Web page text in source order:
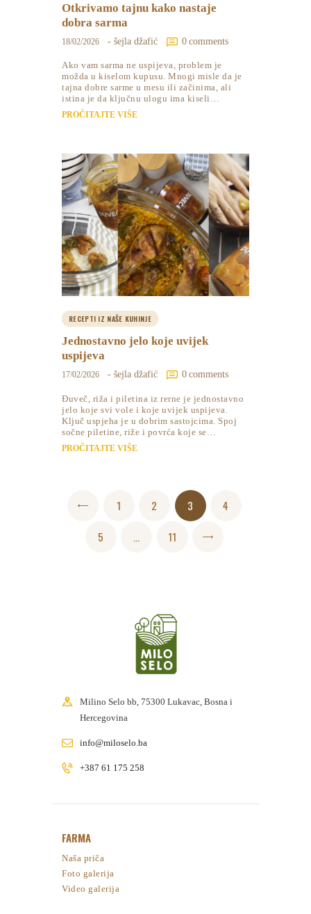
Otkrivamo tajnu kako nastaje
dobra sarma
18/02/2026 - šejla džafić 0 comments
Ako vam sarma ne uspijeva, problem je
možda u kiselom kupusu. Mnogi misle da je
tajna dobre sarme u mesu ili začinima, ali
istina je da ključnu ulogu ima kiseli…
PROČITAJTE VIŠE
RECEPTI IZ NAŠE KUHINJE
Jednostavno jelo koje uvijek
uspijeva
17/02/2026 - šejla džafić 0 comments
Đuveč, riža i piletina iz rerne je jednostavno
jelo koje svi vole i koje uvijek uspijeva.
Ključ uspjeha je u dobrim sastojcima. Spoj
sočne piletine, riže i povrća koje se…
PROČITAJTE VIŠE
Posts
PAGE
1 PAGE
2 PAGE
3 PAGE
4
PAGE
5 … PAGE
11
Milino Selo bb, 75300 Lukavac, Bosna i
Hercegovina
info@miloselo.ba
+387 61 175 258
FARMA
Naša priča
Foto galerija
Video galerija